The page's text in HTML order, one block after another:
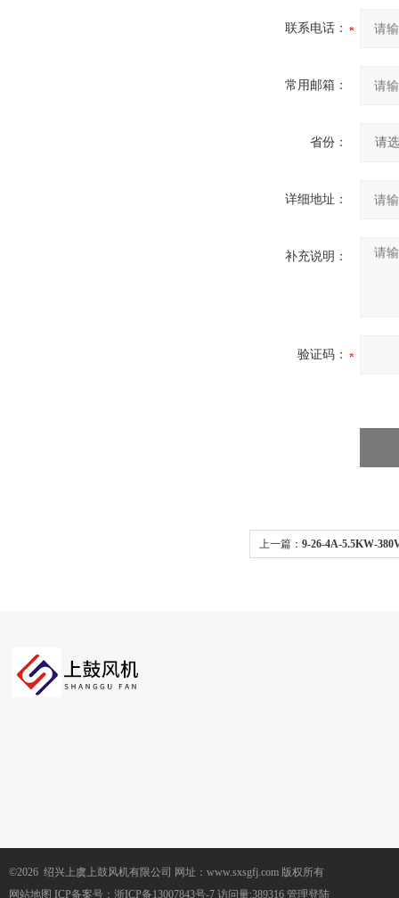
联系电话：
常用邮箱：
省份：
详细地址：
补充说明：
验证码：
上一篇： 9-26-4A-5.5KW-
©2026 绍兴上虞上鼓风机有限公司 网址：www.sxsgfj.com 版权所有
网站地图 ICP备案号： 浙ICP备13007843号-7 访问量:389316 管理登陆